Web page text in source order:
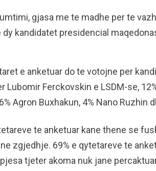
gjasa me te madhe per te
dy kandidatet presidencial
e anketuar do te votojne per
Lubomir Ferckovskin e LSDM-se,
Agron Buxhakun, 4% Nano Ruzhin
te anketuar kane thene se
zgjedhje. 69% e qytetareve te
tjeter akoma nuk jane